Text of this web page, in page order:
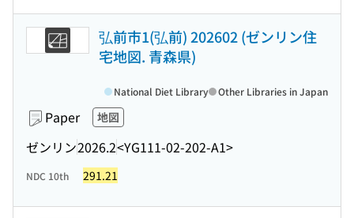
弘前市1(弘前) 202602 (ゼンリン住
宅地図. 青森県)
Paper 地図
ゼンリン2026.2<YG111-02-202-A1>
National Diet Library Other Libraries in Japan
NDC 10th 291.21